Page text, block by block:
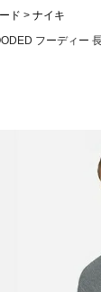
ド
ナイキ
フーディー